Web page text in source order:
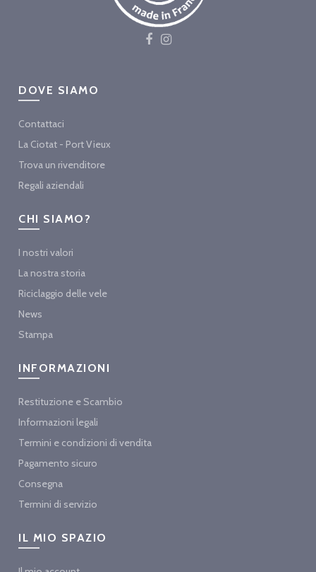
DOVE SIAMO
Contattaci
La Ciotat - Port Vieux
Trova un rivenditore
Regali aziendali
CHI SIAMO?
I nostri valori
La nostra storia
Riciclaggio delle vele
News
Stampa
INFORMAZIONI
Restituzione e Scambio
Informazioni legali
Termini e condizioni di vendita
Pagamento sicuro
Consegna
Termini di servizio
IL MIO SPAZIO